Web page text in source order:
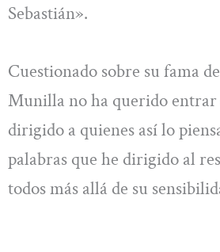
Sebastián».
Cuestionado sobre su fama
Munilla no ha querido entrar
dirigido a quienes así lo
palabras que he dirigido al
todos más allá de su